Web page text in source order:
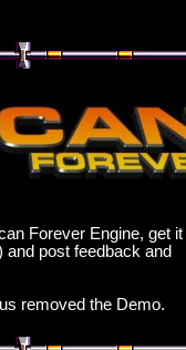
Forever Engine, get it
and post feedback and
removed the Demo.